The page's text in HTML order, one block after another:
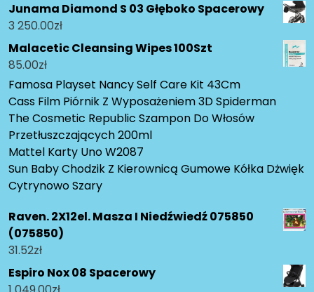
Junama Diamond S 03 Głęboko Spacerowy
3 250.00zł
Malacetic Cleansing Wipes 100Szt
85.00zł
Famosa Playset Nancy Self Care Kit 43Cm
Cass Film Piórnik Z Wyposażeniem 3D Spiderman
The Cosmetic Republic Szampon Do Włosów
Przetłuszczających 200ml
Mattel Karty Uno W2087
Sun Baby Chodzik Z Kierownicą Gumowe Kółka Dżwięk
Cytrynowo Szary
Raven. 2X12el. Masza I Niedźwiedź 075850
(075850)
31.52zł
Espiro Nox 08 Spacerowy